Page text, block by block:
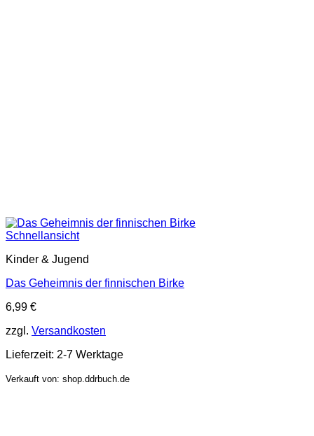
Schnellansicht
Kinder & Jugend
Das Geheimnis der finnischen Birke
6,99 €
zzgl. Versandkosten
Lieferzeit: 2-7 Werktage
Verkauft von: shop.ddrbuch.de